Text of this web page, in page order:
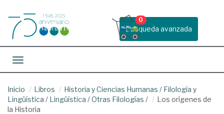
Busqueda avanzada
0
Toggle navigation
Inicio Libros Historia y Ciencias Humanas / Filología y
Lingüística / Lingüística /Otras Filologías /
Los orígenes de
la Historia